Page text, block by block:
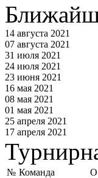
14 августа 2021
07 августа 2021
31 июля 2021
24 июля 2021
23 июня 2021
16 мая 2021
08 мая 2021
01 мая 2021
25 апреля 2021
17 апреля 2021
№ Команда О